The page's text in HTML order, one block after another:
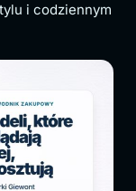
i codziennym